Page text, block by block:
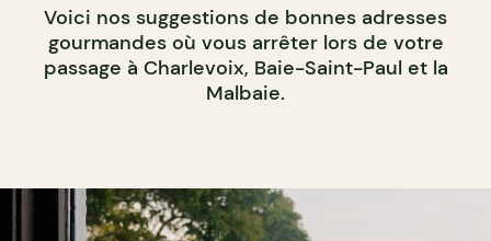
Voici nos suggestions de bonnes adresses
gourmandes où vous arrêter lors de votre
passage à Charlevoix, Baie-Saint-Paul et la
Malbaie.